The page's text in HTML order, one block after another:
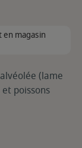
magasin
(lame
poissons